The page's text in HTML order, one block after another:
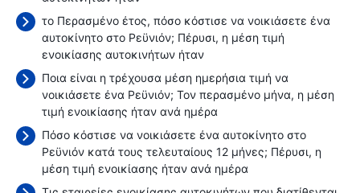
το Περασμένο έτος, πόσο κόστισε να νοικιάσετε ένα
αυτοκίνητο στο Ρεϋνιόν; Πέρυσι, η μέση τιμή
ενοικίασης αυτοκινήτων ήταν
Ποια είναι η τρέχουσα μέση ημερήσια τιμή να
νοικιάσετε ένα Ρεϋνιόν; Τον περασμένο μήνα, η μέση
τιμή ενοικίασης ήταν ανά ημέρα
Πόσο κόστισε να νοικιάσετε ένα αυτοκίνητο στο
Ρεϋνιόν κατά τους τελευταίους 12 μήνες; Πέρυσι, η
μέση τιμή ενοικίασης ήταν ανά ημέρα